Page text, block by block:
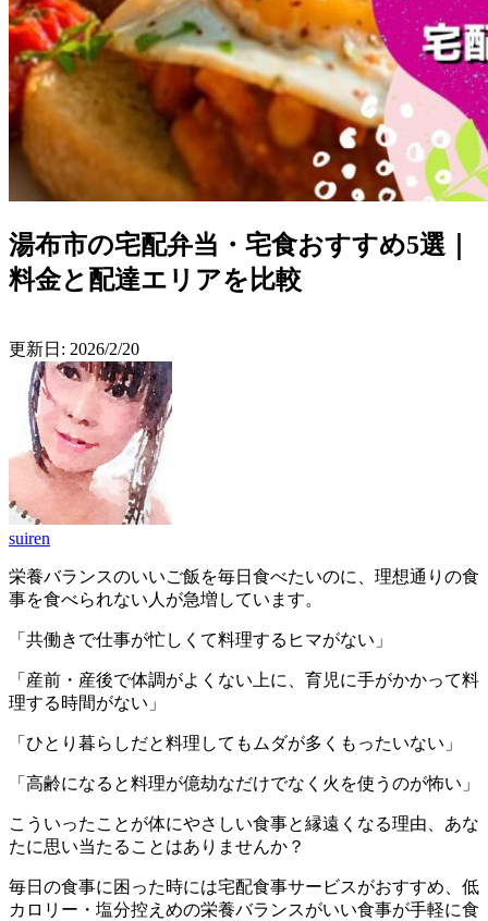
湯布市の宅配弁当・宅食おすすめ5選｜
料金と配達エリアを比較
更新日: 2026/2/20
suiren
栄養バランスのいいご飯を毎日食べたいのに、理想通りの食
事を食べられない人が急増しています。
「共働きで仕事が忙しくて料理するヒマがない」
「産前・産後で体調がよくない上に、育児に手がかかって料
理する時間がない」
「ひとり暮らしだと料理してもムダが多くもったいない」
「高齢になると料理が億劫なだけでなく火を使うのが怖い」
こういったことが体にやさしい食事と縁遠くなる理由、あな
たに思い当たることはありませんか？
毎日の食事に困った時には宅配食事サービスがおすすめ、低
カロリー・塩分控えめの栄養バランスがいい食事が手軽に食